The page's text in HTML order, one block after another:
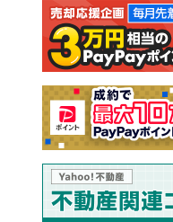
注文住宅
売却査定